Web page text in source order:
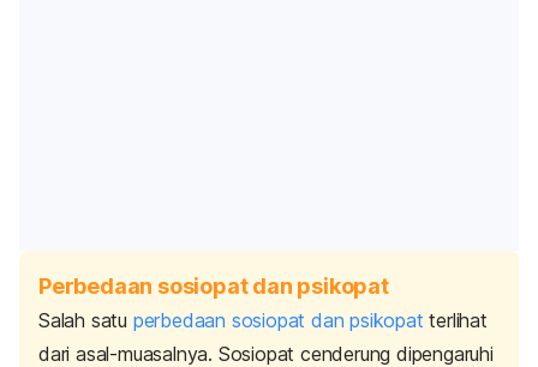
Perbedaan sosiopat dan psikopat
Salah satu perbedaan sosiopat dan psikopat terlihat
dari asal-muasalnya. Sosiopat cenderung dipengaruhi